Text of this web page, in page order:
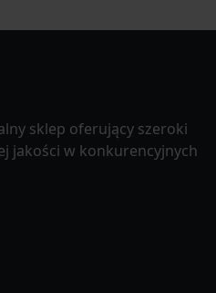
sklep oferujący szeroki
jakości w konkurencyjnych